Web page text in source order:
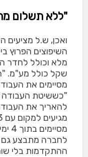
"ללא תשלום
ואכן, ש.ל מציעים
השיפוצים הפרוץ
שקל כולל מע"מ.
"כששיטת העבודה
להאריך את
לחברה מתבצע גם
ההתקדמות בלי